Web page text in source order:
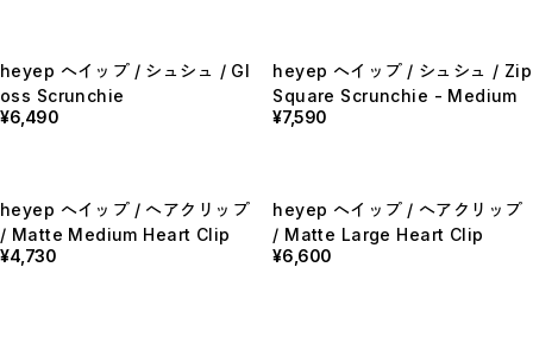
【LADIES】BRAND LIST
A
B
G
H
I
J
heyep へイップ / シュシュ / Gl
oss Scrunchie
¥6,490
heyep へイップ / シュシュ / Zip
Square Scrunchie - Medium
¥7,590
heyep へイップ / ヘアクリップ
/ Matte Medium Heart Clip
¥4,730
heyep へイップ / ヘアクリップ
/ Matte Large Heart Clip
¥6,600